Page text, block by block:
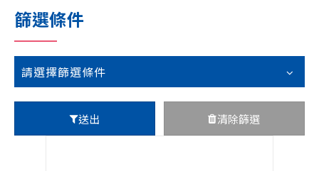
篩選條件
請選擇篩選條件
送出 清除篩選
企業永續
投資人專區
聯絡技宸